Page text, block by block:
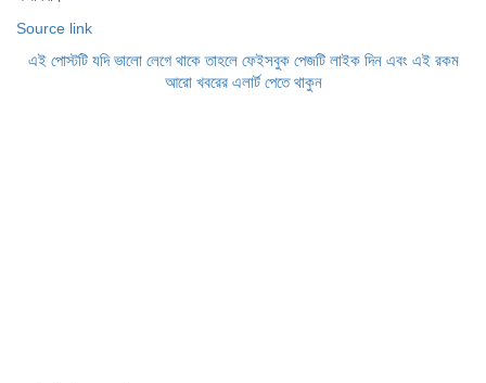
Source link
এই পোস্টটি যদি ভালো লেগে থাকে তাহলে ফেইসবুক পেজটি লাইক দিন এবং এই রকম
আরো খবরের এলার্ট পেতে থাকুন